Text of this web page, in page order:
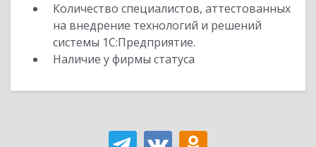
Количество специалистов, аттестованных
на внедрение технологий и решений
системы 1С:Предприятие.
Наличие у фирмы статуса